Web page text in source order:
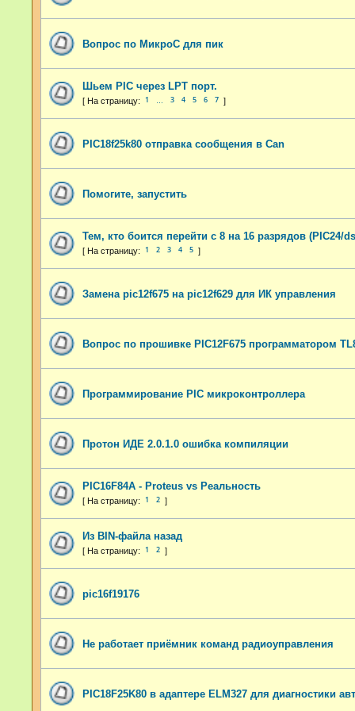
Вопрос по МикроС для пик
Шьем PIC через LPT порт.
1 3 4 5 6 7
PIC18f25k80 отправка сообщения в Can
Помогите, запустить
Тем, кто боится перейти с 8 на 16 разрядов (PIC24/
1 2 3 4 5
Замена pic12f675 на pic12f629 для ИК управления
Вопрос по прошивке PIC12F675 программатором
Программирование PIC микроконтроллера
Протон ИДЕ 2.0.1.0 ошибка компиляции
PIC16F84A - Proteus vs Реальность
1 2
Из BIN-файла назад
1 2
pic16f19176
Не работает приёмник команд радиоуправления
PIC18F25K80 в адаптере ELM327 для диагностики